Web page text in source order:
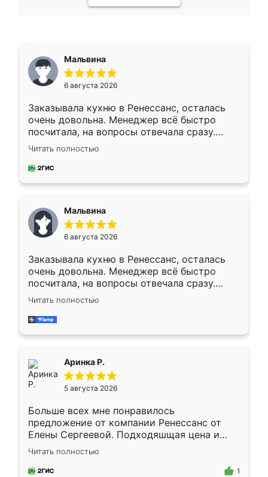
Мальвина
6 августа 2026
Заказывала кухню в Ренессанс, осталась
очень довольна. Менеджер всё быстро
посчитала, на вопросы отвечала сразу.
Замерщик приехал в субботу, подошёл к
делу со всей ответственностью. Собрали
за день, ребята работали аккуратно, даже
Читать полностью
Мальвина
6 августа 2026
Заказывала кухню в Ренессанс, осталась
очень довольна. Менеджер всё быстро
посчитала, на вопросы отвечала сразу.
Замерщик приехал в субботу, подошёл к
делу со всей ответственностью. Собрали
за день, ребята работали аккуратно, даже
Читать полностью
Аринка Р.
5 августа 2026
Больше всех мне понравилось
предложение от компании Ренессанс от
Елены Сергеевой. Подходяшщая цена и
короткие сроки изготовления. Приехавший
для замера сотрудник Владислав
предложил по моему эскизу самый
Читать полностью
1